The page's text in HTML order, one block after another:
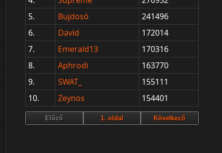
5.
Bujdosó
241496
6.
David
172014
7.
Emerald13
170316
8.
Aphrodi
163770
9.
SWAT_
155111
10.
Zeynos 154401